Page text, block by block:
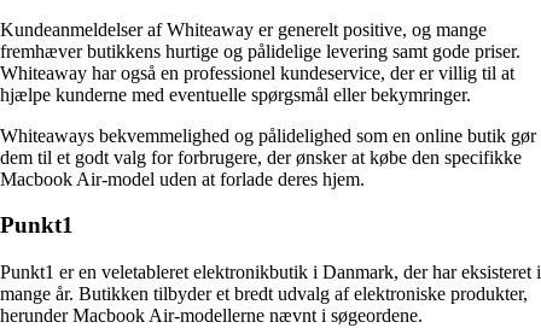
Kundeanmeldelser af Whiteaway er generelt positive, og mange
fremhæver butikkens hurtige og pålidelige levering samt gode priser.
Whiteaway har også en professionel kundeservice, der er villig til at
hjælpe kunderne med eventuelle spørgsmål eller bekymringer.
Whiteaways bekvemmelighed og pålidelighed som en online butik gør
dem til et godt valg for forbrugere, der ønsker at købe den specifikke
Macbook Air-model uden at forlade deres hjem.
Punkt1
Punkt1 er en veletableret elektronikbutik i Danmark, der har eksisteret i
mange år. Butikken tilbyder et bredt udvalg af elektroniske produkter,
herunder Macbook Air-modellerne nævnt i søgeordene.